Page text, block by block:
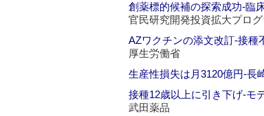
創薬標的候補の探索成功‐臨
官民研究開発投資拡大プロ
AZワクチンの添文改訂‐接種
厚生労働省
生産性損失は月3120億円‐
接種12歳以上に引き下げ‐モ
武田薬品